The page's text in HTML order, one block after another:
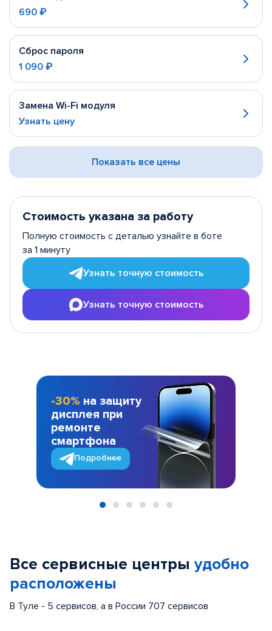
690 ₽
Сброс пароля
1 090 ₽
Замена Wi-Fi модуля
Узнать цену
Показать все цены
Стоимость указана за работу
Полную стоимость с деталью узнайте в боте
за 1 минуту
Узнать точную стоимость
Узнать точную стоимость
-30% на защиту
дисплея при
ремонте
смартфона
Подробнее
Все сервисные центры удобно
расположены
В Туле - 5 сервисов, а в России 707 сервисов